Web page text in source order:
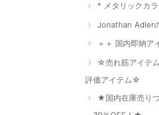
* メタリックカ
Jonathan Adler
＋＋ 国内即納ア
☆売れ筋アイテ
評価アイテム☆
★国内在庫売り